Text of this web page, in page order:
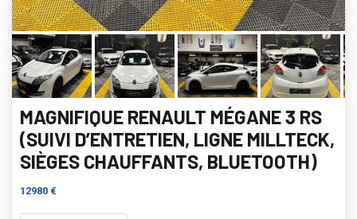
MAGNIFIQUE RENAULT MÉGANE 3 RS
(SUIVI D’ENTRETIEN, LIGNE MILLTECK,
SIÈGES CHAUFFANTS, BLUETOOTH)
12980 €